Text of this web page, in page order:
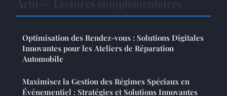
Optimisation des Rendez-vous : Solutions Digitales
Innovantes pour les Ateliers de Réparation
Automobile
Maximisez la Gestion des Régimes Spéciaux en
Événementiel : Stratégies et Solutions Innovantes